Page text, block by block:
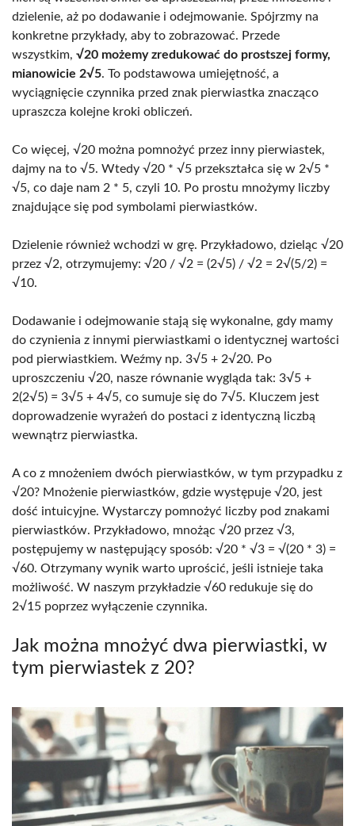
dzielenie, aż po dodawanie i odejmowanie. Spójrzmy na
konkretne przykłady, aby to zobrazować. Przede
wszystkim, √20 możemy zredukować do prostszej formy,
mianowicie 2√5. To podstawowa umiejętność, a
wyciągnięcie czynnika przed znak pierwiastka znacząco
upraszcza kolejne kroki obliczeń.
Co więcej, √20 można pomnożyć przez inny pierwiastek,
dajmy na to √5. Wtedy √20 * √5 przekształca się w 2√5 *
√5, co daje nam 2 * 5, czyli 10. Po prostu mnożymy liczby
znajdujące się pod symbolami pierwiastków.
Dzielenie również wchodzi w grę. Przykładowo, dzieląc √20
przez √2, otrzymujemy: √20 / √2 = (2√5) / √2 = 2√(5/2) =
√10.
Dodawanie i odejmowanie stają się wykonalne, gdy mamy
do czynienia z innymi pierwiastkami o identycznej wartości
pod pierwiastkiem. Weźmy np. 3√5 + 2√20. Po
uproszczeniu √20, nasze równanie wygląda tak: 3√5 +
2(2√5) = 3√5 + 4√5, co sumuje się do 7√5. Kluczem jest
doprowadzenie wyrażeń do postaci z identyczną liczbą
wewnątrz pierwiastka.
A co z mnożeniem dwóch pierwiastków, w tym przypadku z
√20? Mnożenie pierwiastków, gdzie występuje √20, jest
dość intuicyjne. Wystarczy pomnożyć liczby pod znakami
pierwiastków. Przykładowo, mnożąc √20 przez √3,
postępujemy w następujący sposób: √20 * √3 = √(20 * 3) =
√60. Otrzymany wynik warto uprościć, jeśli istnieje taka
możliwość. W naszym przykładzie √60 redukuje się do
2√15 poprzez wyłączenie czynnika.
Jak można mnożyć dwa pierwiastki, w
tym pierwiastek z 20?